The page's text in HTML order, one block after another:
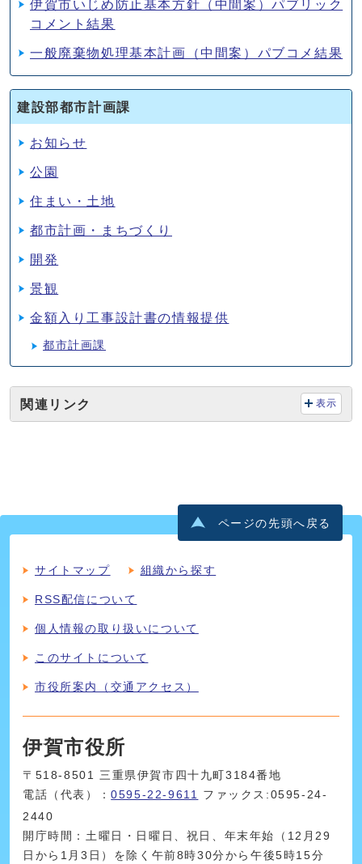
伊賀市いじめ防止基本方針（中間案）パブリック
コメント結果
一般廃棄物処理基本計画（中間案）パブコメ結果
建設部都市計画課
お知らせ
公園
住まい・土地
都市計画・まちづくり
開発
景観
金額入り工事設計書の情報提供
都市計画課
関連リンク 表示
ページの先頭へ戻る
サイトマップ 組織から探す
RSS配信について
個人情報の取り扱いについて
このサイトについて
市役所案内（交通アクセス）
伊賀市役所
〒518-8501 三重県伊賀市四十九町3184番地
電話（代表）：0595-22-9611
ファックス:0595-24-
2440
開庁時間：土曜日・日曜日、祝日、年末年始（12月29
日から1月3日）を除く午前8時30分から午後5時15分